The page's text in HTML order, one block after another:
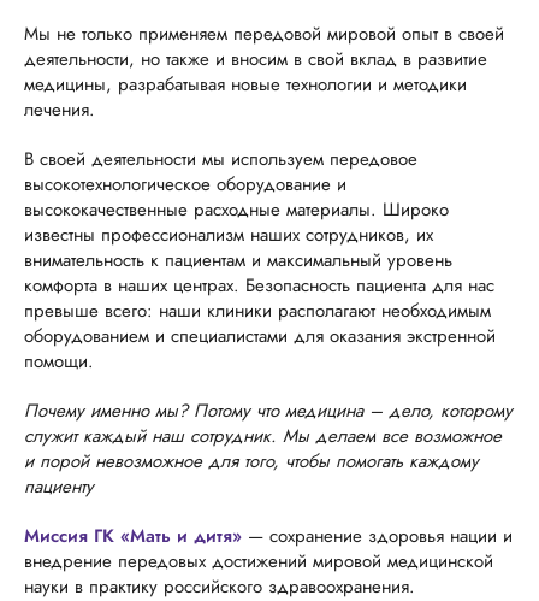
Мы не только применяем передовой мировой опыт в своей
деятельности, но также и вносим в свой вклад в развитие
медицины, разрабатывая новые технологии и методики
лечения.
В своей деятельности мы используем передовое
высокотехнологическое оборудование и
высококачественные расходные материалы. Широко
известны профессионализм наших сотрудников, их
внимательность к пациентам и максимальный уровень
комфорта в наших центрах. Безопасность пациента для нас
превыше всего: наши клиники располагают необходимым
оборудованием и специалистами для оказания экстренной
помощи.
Почему именно мы? Потому что медицина – дело, которому
служит каждый наш сотрудник. Мы делаем все возможное
и порой невозможное для того, чтобы помогать каждому
пациенту
Миссия ГК «Мать и дитя» — сохранение здоровья нации и
внедрение передовых достижений мировой медицинской
науки в практику российского здравоохранения.